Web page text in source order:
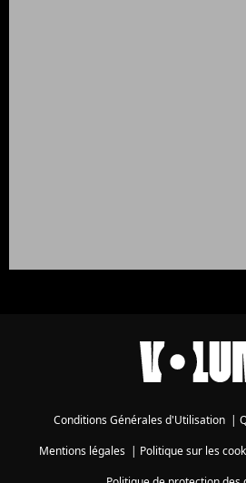
Conditions Générales d'Utilisation |
Mentions légales| Politique sur les